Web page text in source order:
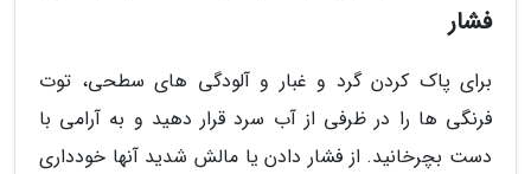
فشار
برای پاک کردن گرد و غبار و آلودگی های سطحی، توت
فرنگی ها را در ظرفی از آب سرد قرار دهید و به آرامی با
دست بچرخانید. از فشار دادن یا مالش شدید آنها خودداری